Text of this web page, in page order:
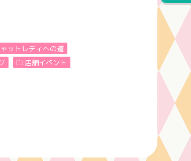
面接予約
ットレディへの道
店舗イベント